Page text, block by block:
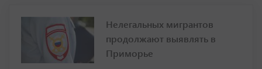
Нелегальных мигрантов
продолжают выявлять в
Приморье